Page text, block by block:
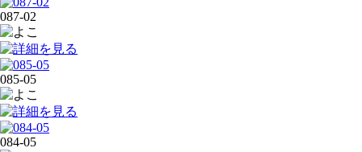
087-02
085-05
084-05